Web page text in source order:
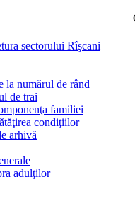
sectorului Rîşcani
la numărul de rând
de trai
familiei
condiţiilor
arhivă
adulţilor